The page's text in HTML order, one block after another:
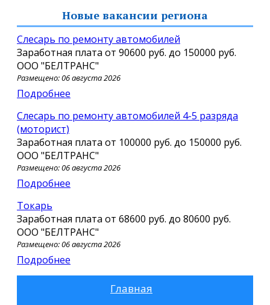
Новые вакансии региона
Слесарь по ремонту автомобилей
Заработная плата от 90600 руб. до 150000 руб.
ООО "БЕЛТРАНС"
Размещено: 06 августа 2026
Подробнее
Слесарь по ремонту автомобилей 4-5 разряда
(моторист)
Заработная плата от 100000 руб. до 150000 руб.
ООО "БЕЛТРАНС"
Размещено: 06 августа 2026
Подробнее
Токарь
Заработная плата от 68600 руб. до 80600 руб.
ООО "БЕЛТРАНС"
Размещено: 06 августа 2026
Подробнее
Главная